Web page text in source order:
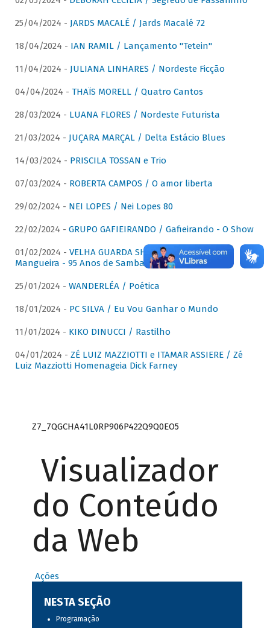
25/04/2024 - JARDS MACALÉ / Jards Macalé 72
18/04/2024 - IAN RAMIL / Lançamento "Tetein"
11/04/2024 - JULIANA LINHARES / Nordeste Ficção
04/04/2024 - THAÏS MORELL / Quatro Cantos
28/03/2024 - LUANA FLORES / Nordeste Futurista
21/03/2024 - JUÇARA MARÇAL / Delta Estácio Blues
14/03/2024 - PRISCILA TOSSAN e Trio
07/03/2024 - ROBERTA CAMPOS / O amor liberta
29/02/2024 - NEI LOPES / Nei Lopes 80
22/02/2024 - GRUPO GAFIEIRANDO / Gafieirando - O Show
01/02/2024 - VELHA GUARDA SHOW DA MANGUEIRA /
Mangueira - 95 Anos de Samba
25/01/2024 - WANDERLÉA / Poética
18/01/2024 - PC SILVA / Eu Vou Ganhar o Mundo
11/01/2024 - KIKO DINUCCI / Rastilho
04/01/2024 - ZÉ LUIZ MAZZIOTTI e ITAMAR ASSIERE / Zé
Luiz Mazziotti Homenageia Dick Farney
Z7_7QGCHA41L0RP906P422Q9Q0EO5
Visualizador
do Conteúdo
da Web
Ações
NESTA SEÇÃO
Programação